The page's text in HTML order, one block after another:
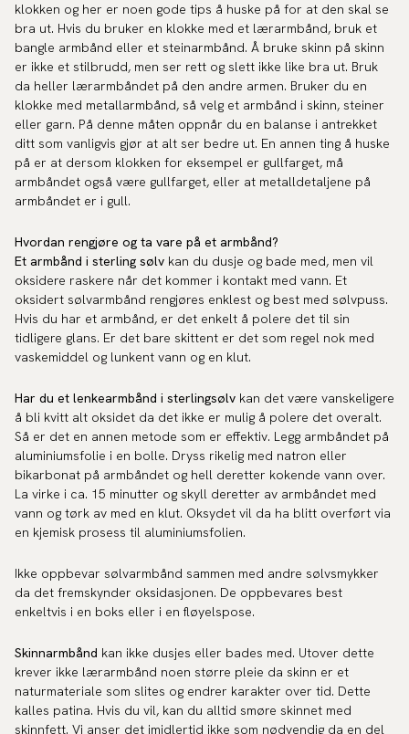
klokken og her er noen gode tips å huske på for at den skal se
bra ut. Hvis du bruker en klokke med et lærarmbånd, bruk et
bangle armbånd eller et steinarmbånd. Å bruke skinn på skinn
er ikke et stilbrudd, men ser rett og slett ikke like bra ut. Bruk
da heller lærarmbåndet på den andre armen. Bruker du en
klokke med metallarmbånd, så velg et armbånd i skinn, steiner
eller garn. På denne måten oppnår du en balanse i antrekket
ditt som vanligvis gjør at alt ser bedre ut. En annen ting å huske
på er at dersom klokken for eksempel er gullfarget, må
armbåndet også være gullfarget, eller at metalldetaljene på
armbåndet er i gull.
Hvordan rengjøre og ta vare på et armbånd?
Et armbånd i sterling sølv kan du dusje og bade med, men vil
oksidere raskere når det kommer i kontakt med vann. Et
oksidert sølvarmbånd rengjøres enklest og best med sølvpuss.
Hvis du har et armbånd, er det enkelt å polere det til sin
tidligere glans. Er det bare skittent er det som regel nok med
vaskemiddel og lunkent vann og en klut.
Har du et lenkearmbånd i sterlingsølv kan det være vanskeligere
å bli kvitt alt oksidet da det ikke er mulig å polere det overalt.
Så er det en annen metode som er effektiv. Legg armbåndet på
aluminiumsfolie i en bolle. Dryss rikelig med natron eller
bikarbonat på armbåndet og hell deretter kokende vann over.
La virke i ca. 15 minutter og skyll deretter av armbåndet med
vann og tørk av med en klut. Oksydet vil da ha blitt overført via
en kjemisk prosess til aluminiumsfolien.
Ikke oppbevar sølvarmbånd sammen med andre sølvsmykker
da det fremskynder oksidasjonen. De oppbevares best
enkeltvis i en boks eller i en fløyelspose.
Skinnarmbånd kan ikke dusjes eller bades med. Utover dette
krever ikke lærarmbånd noen større pleie da skinn er et
naturmateriale som slites og endrer karakter over tid. Dette
kalles patina. Hvis du vil, kan du alltid smøre skinnet med
skinnfett. Vi anser det imidlertid ikke som nødvendig da en del